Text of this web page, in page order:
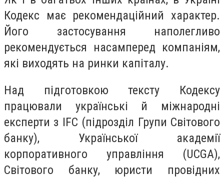
Кодекс має рекомендаційний характер.
Його застосування наполегливо
рекомендується насамперед компаніям,
які виходять на ринки капіталу.
Над підготовкою тексту Кодексу
працювали українські й міжнародні
експерти з IFC (підрозділ Групи Світового
банку), Української академії
корпоративного управління (UCGA),
Світового банку, юристи провідних